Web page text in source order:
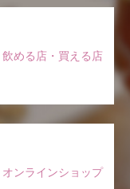
飲める店・買える店
オンラインショップ